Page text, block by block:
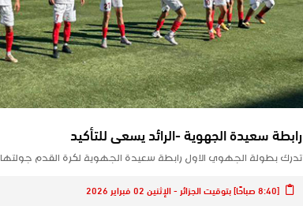
رابطة سعيدة الجهوية -الرائد يسعى للتأكيد
تدرك بطولة الجهوي الاول رابطة سعيدة الجهوية لكرة القدم جولتها 19 الثلاثاء…
[8:40 صباحًا] بتوقيت الجزائر - الإثنين 02 فبراير 2026